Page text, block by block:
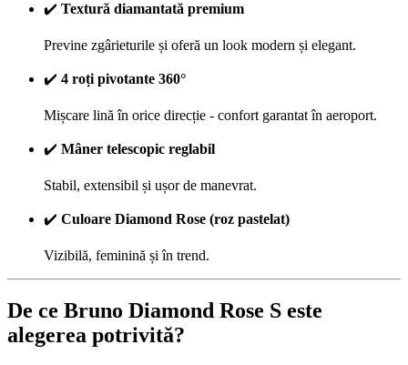
✔️ Textură diamantată premium
Previne zgârieturile și oferă un look modern și elegant.
✔️ 4 roți pivotante 360°
Mișcare lină în orice direcție - confort garantat în aeroport.
✔️ Mâner telescopic reglabil
Stabil, extensibil și ușor de manevrat.
✔️ Culoare Diamond Rose (roz pastelat)
Vizibilă, feminină și în trend.
De ce Bruno Diamond Rose S este
alegerea potrivită?